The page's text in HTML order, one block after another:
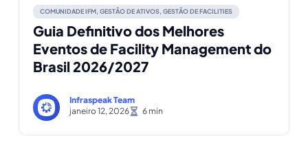
COMUNIDADE IFM, GESTÃO DE ATIVOS, GESTÃO DE FACILITIES
Guia Definitivo dos Melhores
Eventos de Facility Management do
Brasil 2026/2027
Infraspeak Team
janeiro 12, 2026